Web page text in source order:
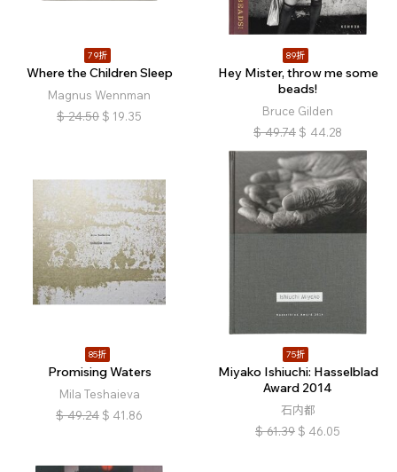
79折
Where the Children Sleep
Magnus Wennman
$ 24.50 $ 19.35
89折
Hey Mister, throw me some
beads!
Bruce Gilden
$ 49.74 $ 44.28
85折
Promising Waters
Mila Teshaieva
$ 49.24 $ 41.86
75折
Miyako Ishiuchi: Hasselblad
Award 2014
石内都
$ 61.39 $ 46.05